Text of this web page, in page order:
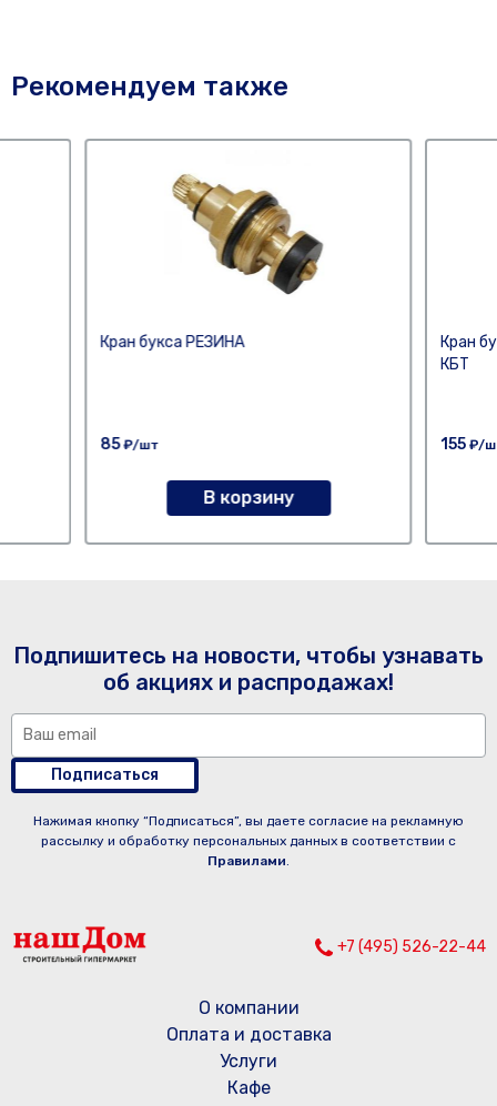
Рекомендуем также
Кран букса РЕЗИНА
85₽/шт
В корзину
Кран
КБТ
155 ₽/
Подпишитесь на новости, чтобы узнавать
об акциях и распродажах!
Подписаться
Нажимая кнопку “Подписаться”, вы даете согласие на рекламную
рассылку и обработку персональных данных в соответствии с
Правилами.
+7 (495) 526-22-44
О компании
Оплата и доставка
Услуги
Кафе